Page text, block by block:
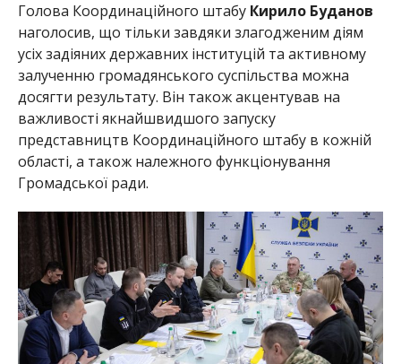
Голова Координаційного штабу Кирило Буданов
наголосив, що тільки завдяки злагодженим діям
усіх задіяних державних інституцій та активному
залученню громадянського суспільства можна
досягти результату. Він також акцентував на
важливості якнайшвидшого запуску
представництв Координаційного штабу в кожній
області, а також належного функціонування
Громадської ради.